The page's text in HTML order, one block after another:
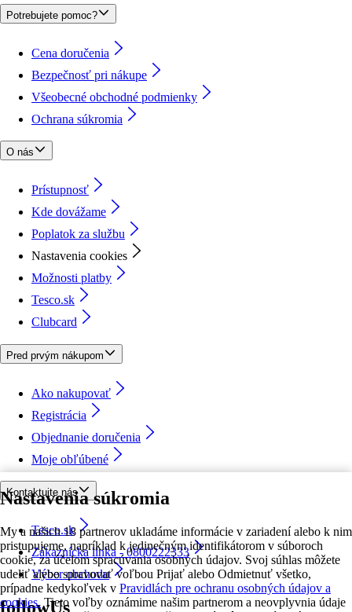
Nastavenia súkromia
My a našich 18 partnerov ukladáme informácie v zariadení alebo k nim
pristupujeme, napríklad k jedinečným identifikátorom v súboroch
cookie, za účelom spracúvania osobných údajov. Svoj súhlas môžete
udeliť alebo spravovať voľbou Prijať alebo Odmietnuť všetko,
prípadne kedykoľvek v Pravidlách pre ochranu osobných údajov a
cookies. Tieto voľby oznámime našim partnerom a neovplyvnia údaje
Potrebujete pomoc?
Cena doručenia
Bezpečnosť pri nákupe
Všeobecné obchodné podmienky
Ochrana súkromia
O nás
Prístupnosť
Kde dovážame
Poplatok za službu
Nastavenia cookies
Možnosti platby
Tesco.sk
Clubcard
Pred prvým nákupom
Ako nakupovať
Registrácia
Objednanie doručenia
Moje obľúbené
Kontaktujte nás
Tesco.sk
Zákaznícka linka - 0800222333
Výber obchodu
followUs